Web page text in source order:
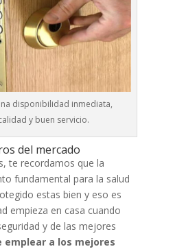
disponibilidad inmediata,
y buen servicio.
del mercado
te recordamos que la
fundamental para la salud
estas bien y eso es
empieza en casa cuando
y de las mejores
emplear a los mejores